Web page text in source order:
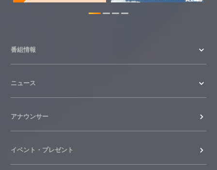
番組情報
ニュース
アナウンサー
イベント・プレゼント